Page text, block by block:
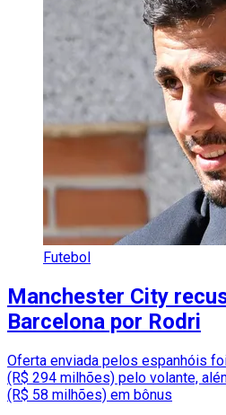
Futebol
Manchester City
Barcelona por Rodri
Oferta enviada pelos espanhóis
(R$ 294 milhões) pelo volante,
(R$ 58 milhões) em bônus